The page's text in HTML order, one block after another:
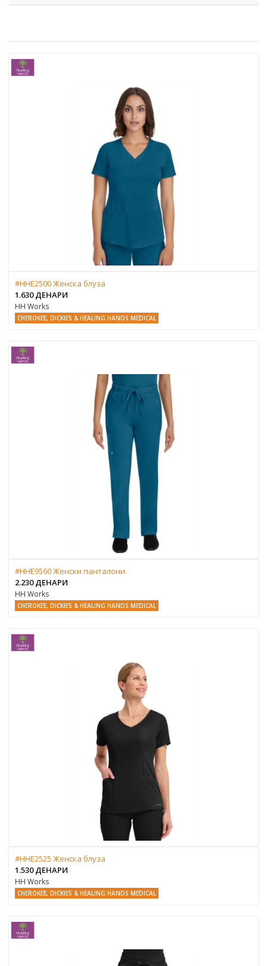
#HHE2500 Женска блуза
1.630 ДEНАРИ
HH Works
CHEROKEE, DICKIES & HEALING HANDS MEDICAL
#HHE9560 Женски панталони
2.230 ДЕНАРИ
HH Works
CHEROKEE, DICKIES & HEALING HANDS MEDICAL
#HHE2525 Женска блуза
1.530 ДЕНАРИ
HH Works
CHEROKEE, DICKIES & HEALING HANDS MEDICAL